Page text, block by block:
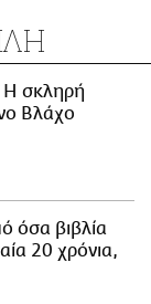
H σκληρή
Βλάχο
όσα βιβλία
20 χρόνια,